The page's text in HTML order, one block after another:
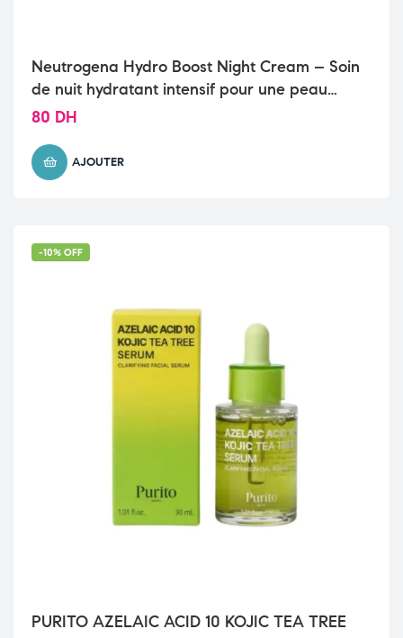
Neutrogena Hydro Boost Night Cream – Soin
de nuit hydratant intensif pour une peau
revitalisée
80 DH
AJOUTER
-10% OFF
PURITO AZELAIC ACID 10 KOJIC TEA TREE